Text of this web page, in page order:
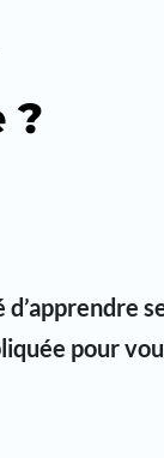
?
d’apprendre
pour